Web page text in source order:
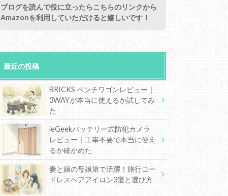
ブログを読んで役に立ったらこちらのリンクから
Amazonを利用していただけると嬉しいです！
最近の投稿
BRICKS ベンチワゴンレビュー｜
3WAYが本当に使えるか試してみ
た
ieGeekバッテリー式防犯カメラ
レビュー｜工事不要で本当に使え
るか確かめた
妻と娘の母娘旅で活躍！旅行コー
ドレスヘアアイロン3選と選び方